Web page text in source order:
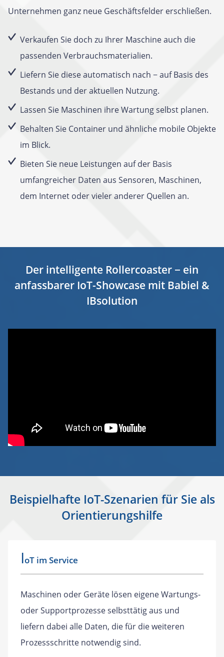
Unternehmen ganz neue Geschäftsfelder erschließen.
Verkaufen Sie doch zu Ihrer Maschine auch die
passenden Verbrauchsmaterialien.
Liefern Sie diese automatisch nach − auf Basis des
Bestands und der aktuellen Nutzung.
Lassen Sie Maschinen ihre Wartung selbst planen.
Behalten Sie Container und ähnliche mobile Objekte
im Blick.
Bieten Sie neue Leistungen auf der Basis
umfangreicher Daten aus Sensoren, Maschinen,
dem Internet oder vieler anderer Quellen an.
Der intelligente Rollercoaster − ein
anfassbarer IoT-Showcase mit Babiel &
IBsolution
Beispielhafte IoT-Szenarien für Sie als
Orientierungshilfe
IoT im Service
Maschinen oder Geräte lösen eigene Wartungs-
oder Supportprozesse selbsttätig aus und
liefern dabei alle Daten, die für die weiteren
Prozessschritte notwendig sind.